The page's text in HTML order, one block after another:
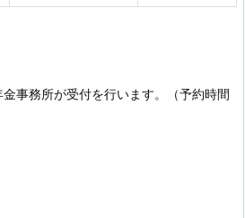
事務所が受付を行います。（予約時間